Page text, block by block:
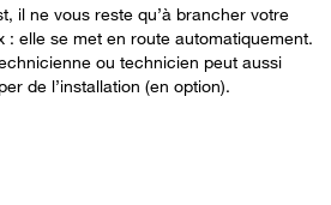
il ne vous reste qu’à brancher votre
: elle se met en route automatiquement.
ou technicien peut aussi
de l’installation (en option).